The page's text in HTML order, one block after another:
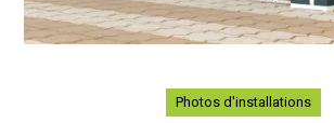
Photos d'installations